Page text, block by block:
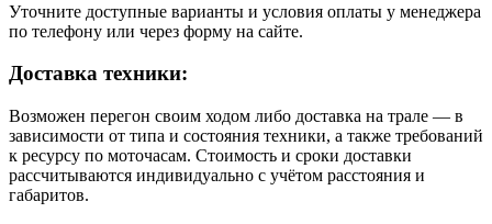
Уточните доступные варианты и условия оплаты у менеджера
по телефону или через форму на сайте.
Доставка техники:
Возможен перегон своим ходом либо доставка на трале — в
зависимости от типа и состояния техники, а также требований
к ресурсу по моточасам. Стоимость и сроки доставки
рассчитываются индивидуально с учётом расстояния и
габаритов.